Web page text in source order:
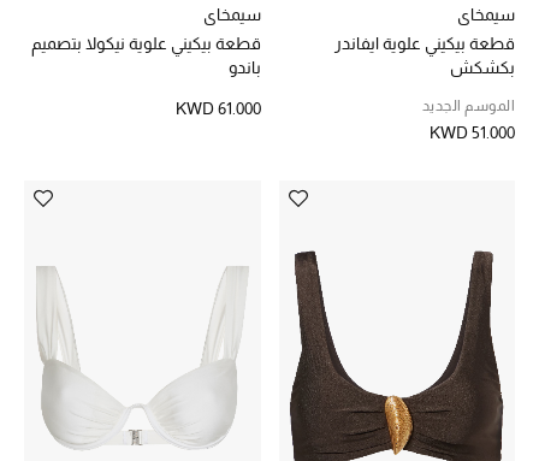
الأطفال
المستلزمات المنزلية
هدايا للجميع
تسوقوا الهدايا
المصممون
المصممون أ-ي
سيمخاي
قطعة بيكيني علوية ايفاندر
بكشكش
الموسم الجديد
KWD 51.000
سيمخاي
قطعة بيكيني علوية نيكولا بتصميم
باندو
KWD 61.000